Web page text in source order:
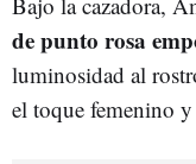
de punto rosa
luminosidad al
el toque femenino